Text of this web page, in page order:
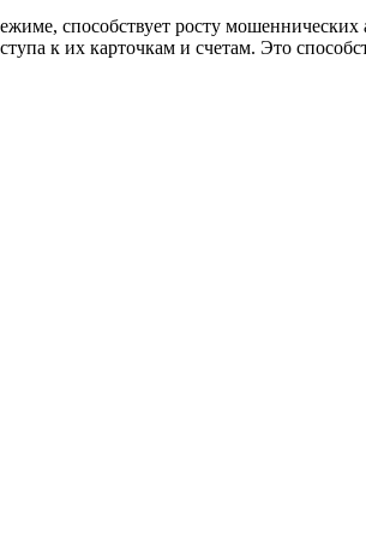
способствует росту
к их карточкам и счетам. Это